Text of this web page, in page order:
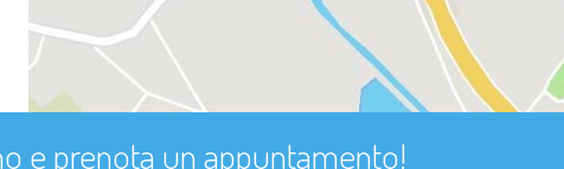
e prenota un appuntamento!